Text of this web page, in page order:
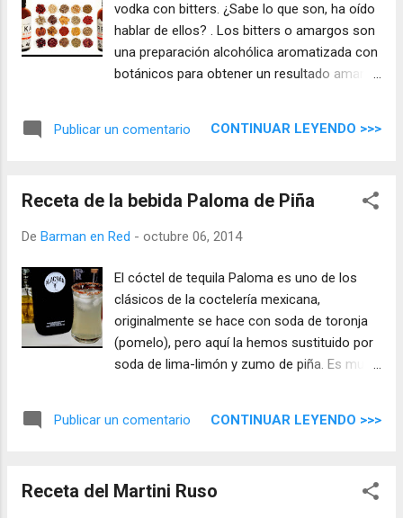
vodka con bitters. ¿Sabe lo que son, ha oído
hablar de ellos? . Los bitters o amargos son
una preparación alcohólica aromatizada con
botánicos para obtener un resultado amargo
para medicinas, sin embargo ahora se
Publicar un comentario CONTINUAR LEYENDO >>>
Receta de la bebida Paloma de Piña
De Barman en Red - octubre 06, 2014
El cóctel de tequila Paloma es uno de los
clásicos de la coctelería mexicana,
originalmente se hace con soda de toronja
(pomelo), pero aquí la hemos sustituido por
soda de lima-limón y zumo de piña. Es muy
cualquier momento ...
Publicar un comentario CONTINUAR LEYENDO >>>
Receta del Martini Ruso